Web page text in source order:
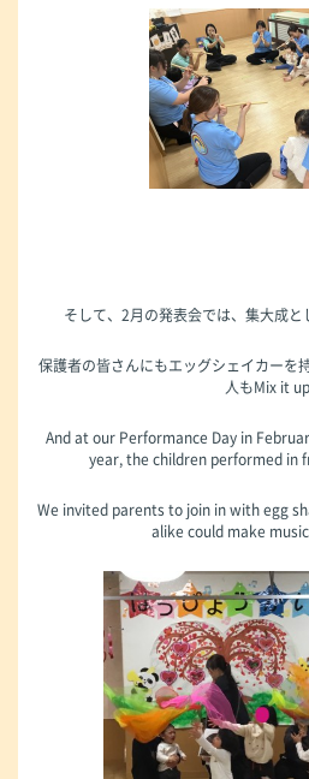
そして、2月の発表会では、集大成と
保護者の皆さんにもエッグシェイカーを
人もMix it
And at our Performance Day in
year, the children performed in
We invited parents to join in with egg
alike could make